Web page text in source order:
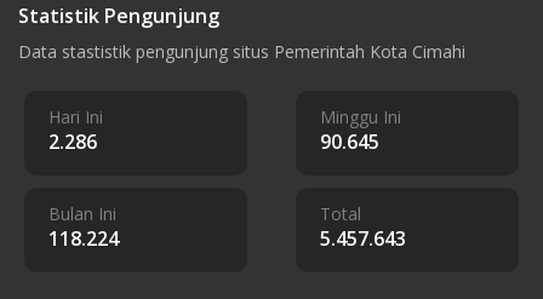
Statistik Pengunjung
Data stastistik pengunjung situs Pemerintah Kota Cimahi
Hari Ini
2.286
Minggu Ini
90.645
Bulan Ini
118.224
Total
5.457.643